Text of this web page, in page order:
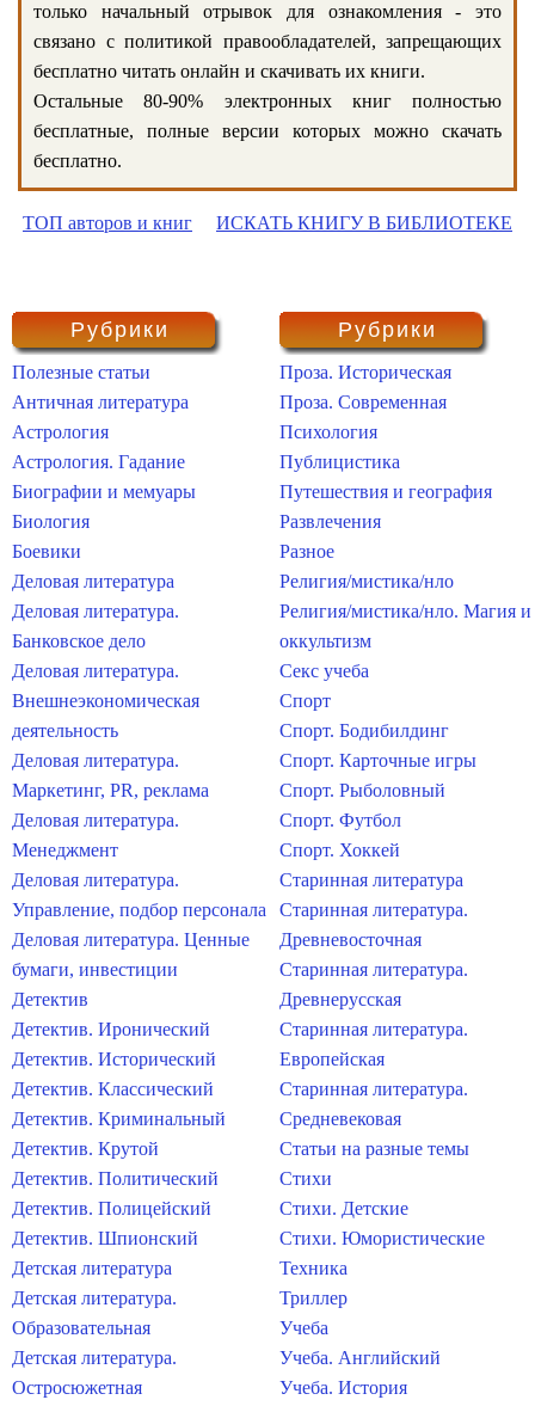
только начальный отрывок для ознакомления - это
связано с политикой правообладателей, запрещающих
бесплатно читать онлайн и скачивать их книги.
Остальные 80-90% электронных книг полностью
бесплатные, полные версии которых можно скачать
бесплатно.
ТОП авторов и книг ИСКАТЬ КНИГУ В БИБЛИОТЕКЕ
Рубрики
Полезные статьи
Античная литература
Астрология
Астрология. Гадание
Биографии и мемуары
Биология
Боевики
Деловая литература
Деловая литература.
Банковское дело
Деловая литература.
Внешнеэкономическая
деятельность
Деловая литература.
Маркетинг, PR, реклама
Деловая литература.
Менеджмент
Деловая литература.
Управление, подбор персонала
Деловая литература. Ценные
бумаги, инвестиции
Детектив
Детектив. Иронический
Детектив. Исторический
Детектив. Классический
Детектив. Криминальный
Детектив. Крутой
Детектив. Политический
Детектив. Полицейский
Детектив. Шпионский
Детская литература
Детская литература.
Образовательная
Детская литература.
Остросюжетная
Рубрики
Проза. Историческая
Проза. Современная
Психология
Публицистика
Путешествия и география
Развлечения
Разное
Религия/мистика/нло
Религия/мистика/нло. Магия и
оккультизм
Секс учеба
Спорт
Спорт. Бодибилдинг
Спорт. Карточные игры
Спорт. Рыболовный
Спорт. Футбол
Спорт. Хоккей
Старинная литература
Старинная литература.
Древневосточная
Старинная литература.
Древнерусская
Старинная литература.
Европейская
Старинная литература.
Средневековая
Статьи на разные темы
Стихи
Стихи. Детские
Стихи. Юмористические
Техника
Триллер
Учеба
Учеба. Английский
Учеба. История